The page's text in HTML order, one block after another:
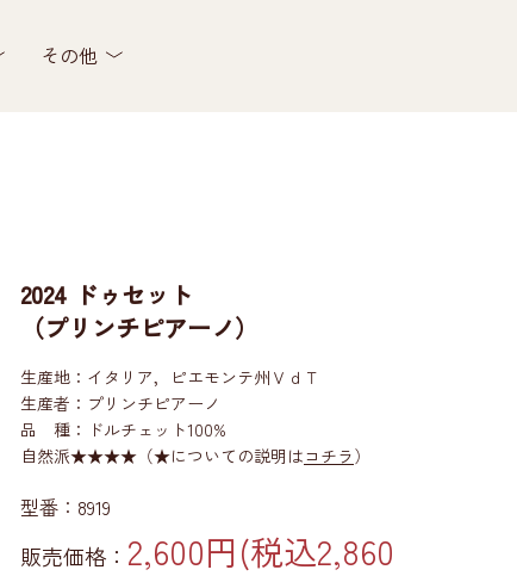
その他
2024 ドゥセット
（プリンチピアーノ）
生産地：イタリア，ピエモンテ州ＶｄＴ
生産者：プリンチピアーノ
品 種：ドルチェット100%
自然派★★★★（★についての説明はコチラ）
型番：8919
販売価格： 2,600円(税込2,860